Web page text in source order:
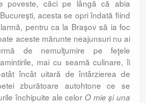
poveste, căci pe lângă că abia
acesta se opri îndată fiind
pentru ca la Braşov să ia foc
aceste mărunte neajunsuri nu ai
de nemulţumire pe feţele
mai cu seamă culinare, îi
încât uitară de întârzierea de
zburătoare autohtone ce se
închipuite ale celor O mieşi una